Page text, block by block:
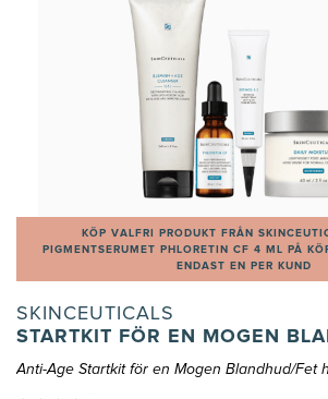
KÖP VALFRI PRODUKT FRÅN
PIGMENTSERUMET PHLORETIN CF 4 ML PÅ
ENDAST EN PER KUND
SKINCEUTICALS
STARTKIT FÖR EN MOGEN
Anti-Age Startkit för en Mogen Blandhud/Fet